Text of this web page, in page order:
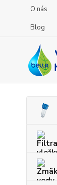
O nás
Blog